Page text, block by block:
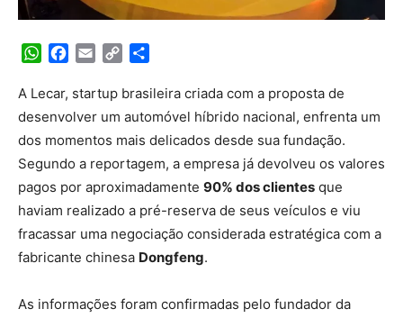
WhatsApp
Facebook
Email Copy
A Lecar, startup brasileira criada com a proposta de
desenvolver um automóvel híbrido nacional, enfrenta um
dos momentos mais delicados desde sua fundação.
Segundo a reportagem, a empresa já devolveu os valores
pagos por aproximadamente 90% dos clientes que
haviam realizado a pré-reserva de seus veículos e viu
fracassar uma negociação considerada estratégica com a
fabricante chinesa Dongfeng.
As informações foram confirmadas pelo fundador da